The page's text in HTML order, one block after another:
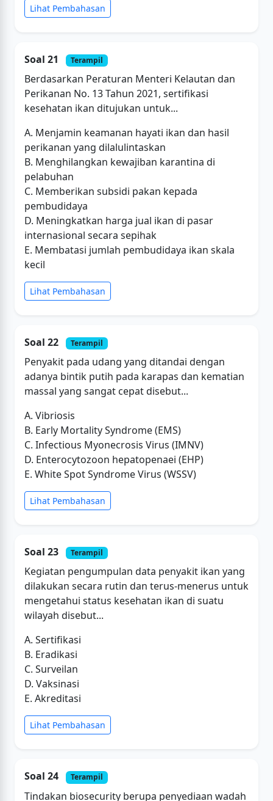
Lihat Pembahasan
Soal 21 Terampil
Berdasarkan Peraturan Menteri Kelautan dan
Perikanan No. 13 Tahun 2021, sertifikasi
kesehatan ikan ditujukan untuk...
A. Menjamin keamanan hayati ikan dan hasil
perikanan yang dilalulintaskan
B. Menghilangkan kewajiban karantina di
pelabuhan
C. Memberikan subsidi pakan kepada
pembudidaya
D. Meningkatkan harga jual ikan di pasar
internasional secara sepihak
E. Membatasi jumlah pembudidaya ikan skala
kecil
Lihat Pembahasan
Soal 22 Terampil
Penyakit pada udang yang ditandai dengan
adanya bintik putih pada karapas dan kematian
massal yang sangat cepat disebut...
A. Vibriosis
B. Early Mortality Syndrome (EMS)
C. Infectious Myonecrosis Virus (IMNV)
D. Enterocytozoon hepatopenaei (EHP)
E. White Spot Syndrome Virus (WSSV)
Lihat Pembahasan
Soal 23 Terampil
Kegiatan pengumpulan data penyakit ikan yang
dilakukan secara rutin dan terus-menerus untuk
mengetahui status kesehatan ikan di suatu
wilayah disebut...
A. Sertifikasi
B. Eradikasi
C. Surveilan
D. Vaksinasi
E. Akreditasi
Lihat Pembahasan
Soal 24 Terampil
Tindakan biosecurity berupa penyediaan wadah